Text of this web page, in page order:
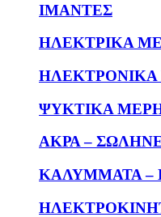
ΙΜΑΝΤΕΣ
ΗΛΕΚΤΡΙΚΑ
ΨΥΚΤΙΚΑ
ΑΚΡΑ –
ΚΑΛΥΜΜΑΤΑ –